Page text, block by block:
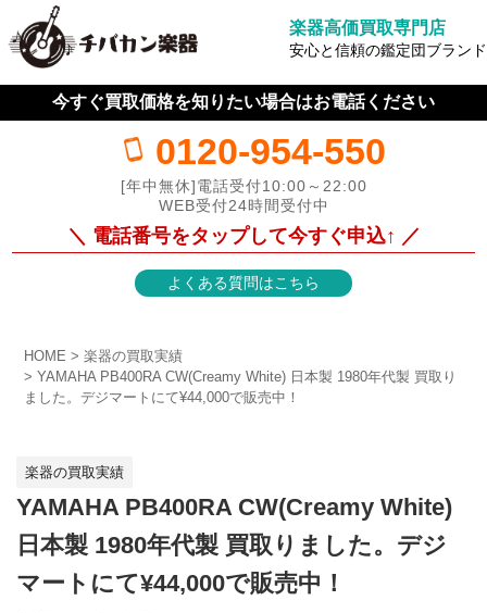
楽器高価買取専門店
安心と信頼の鑑定団ブランド
今すぐ買取価格を知りたい場合はお電話ください
0120-954-550
[年中無休]電話受付10:00～22:00
WEB受付24時間受付中
＼ 電話番号をタップして今すぐ申込↑ ／
よくある質問はこちら
HOME
楽器の買取実績
YAMAHA PB400RA CW(Creamy White) 日本製 1980年代製 買取り
ました。デジマートにて¥44,000で販売中！
楽器の買取実績
YAMAHA PB400RA CW(Creamy White)
日本製 1980年代製 買取りました。デジ
マートにて¥44,000で販売中！